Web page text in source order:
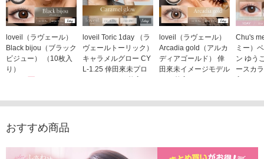
loveil（ラヴェール）
Black bijou（ブラック
ビジュー） （10枚入
り）
loveil Toric 1day （ラ
ヴェールトーリック）
キャラメルグロー CY
L-1.25 倖田來未プロ
デュース （10枚入
1,760円(税込)
loveil（ラヴェール）
Arcadia gold（アルカ
ディアゴールド） 倖
田來未イメージモデル
（10枚入り）
Chu's
ミー）
ン ゆう
ースカ
入り）
おすすめ商品